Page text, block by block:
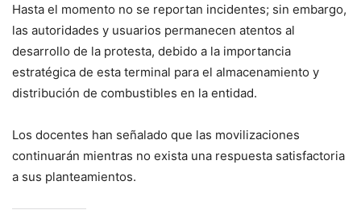
Hasta el momento no se reportan incidentes; sin embargo,
las autoridades y usuarios permanecen atentos al
desarrollo de la protesta, debido a la importancia
estratégica de esta terminal para el almacenamiento y
distribución de combustibles en la entidad.
Los docentes han señalado que las movilizaciones
continuarán mientras no exista una respuesta satisfactoria
a sus planteamientos.